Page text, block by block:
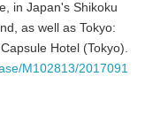
in Japan's Shikoku
as well as Tokyo:
Hotel (Tokyo).
M102813/2017091